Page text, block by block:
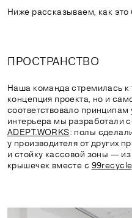
Ниже рассказываем, как это
ПРОСТРАНСТВО
Наша команда стремилась к
концепция проекта, но и
соответствовало принципам
интерьера мы разработали
ADEPT.WORKS: полы
у производителя от других
и стойку кассовой зоны —
крышечек вместе с 99recycle